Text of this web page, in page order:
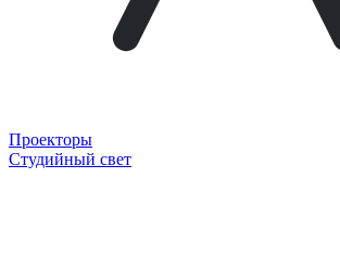
Проекторы
Студийный свет